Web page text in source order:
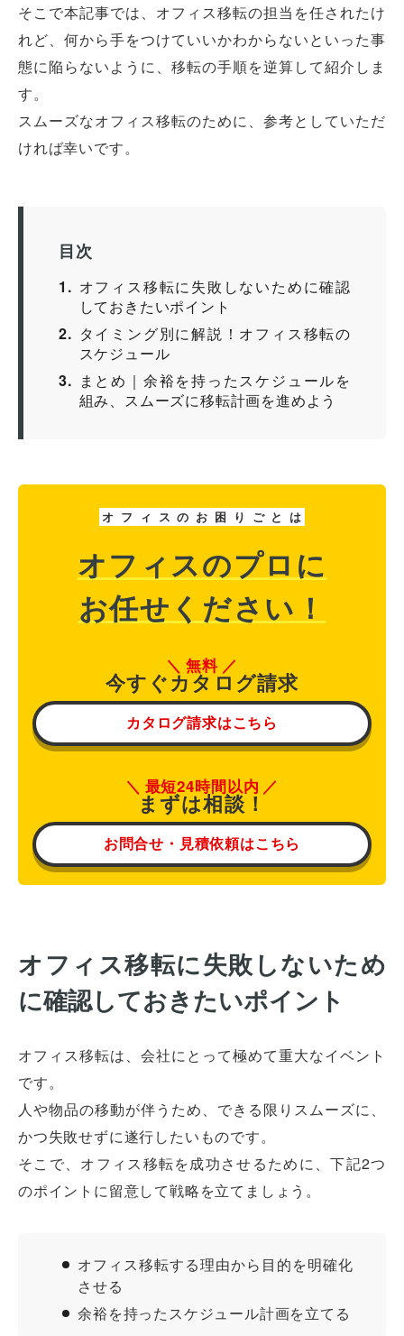
そこで本記事では、オフィス移転の担当を任されたけ
れど、何から手をつけていいかわからないといった事
態に陥らないように、移転の手順を逆算して紹介しま
す。
スムーズなオフィス移転のために、参考としていただ
ければ幸いです。
目次
1
オフィス移転に失敗しないために確認
しておきたいポイント
2
タイミング別に解説！オフィス移転の
スケジュール
3
まとめ｜余裕を持ったスケジュールを
組み、スムーズに移転計画を進めよう
オ フ ィ ス の お 困 り ご と は
オフィスのプロに
お任せください！
無料
今すぐカタログ請求
カタログ請求はこちら
最短24時間以内
まずは相談！
お問合せ・見積依頼はこちら
オフィス移転に失敗しないため
に確認しておきたいポイント
オフィス移転は、会社にとって極めて重大なイベント
です。
人や物品の移動が伴うため、できる限りスムーズに、
かつ失敗せずに遂行したいものです。
そこで、オフィス移転を成功させるために、下記2つ
のポイントに留意して戦略を立てましょう。
オフィス移転する理由から目的を明確化
させる
余裕を持ったスケジュール計画を立てる